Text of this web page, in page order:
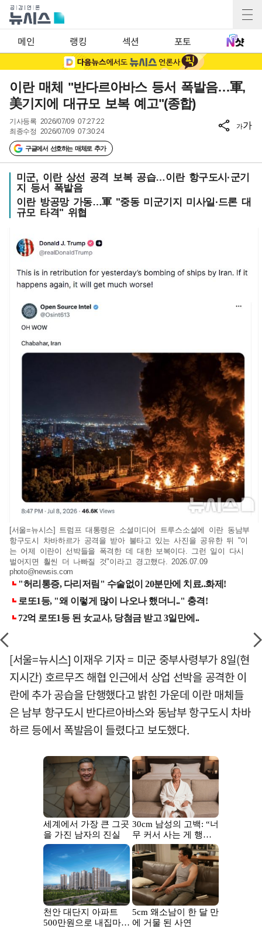
메인 랭킹 섹션 포토
이란 매체 "반다르아바스 등서 폭발음…軍,
美기지에 대규모 보복 예고"(종합)
기사등록 2026/07/09 07:27:22
최종수정 2026/07/09 07:30:24
구글에서 선호하는 매체로 추가
가가
미군, 이란 상선 공격 보복 공습…이란 항구도시·군기
지 등서 폭발음
이란 방공망 가동…軍 "중동 미군기지 미사일·드론 대
규모 타격" 위협
[서울=뉴시스] 트럼프 대통령은 소셜미디어 트루스소셜에 이란 동남부
항구도시 차바하르가 공격을 받아 불타고 있는 사진을 공유한 뒤 "이
는 어제 이란이 선박들을 폭격한 데 대한 보복이다. 그런 일이 다시
벌어지면 훨씬 더 나빠질 것"이라고 경고했다. 2026.07.09
photo@newsis.com
[서울=뉴시스] 이재우 기자 = 미군 중부사령부가 8일(현
지시간) 호르무즈 해협 인근에서 상업 선박을 공격한 이
란에 추가 공습을 단행했다고 밝힌 가운데 이란 매체들
은 남부 항구도시 반다르아바스와 동남부 항구도시 차바
하르 등에서 폭발음이 들렸다고 보도했다.